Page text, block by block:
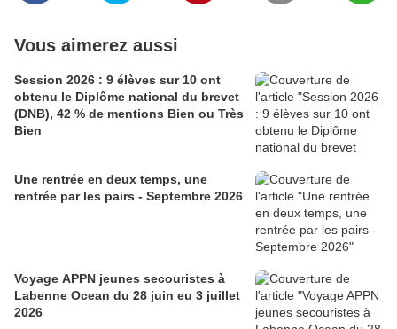
Vous aimerez aussi
Session 2026 : 9 élèves sur 10 ont
obtenu le Diplôme national du brevet
(DNB), 42 % de mentions Bien ou Très
Bien
Une rentrée en deux temps, une
rentrée par les pairs - Septembre 2026
Voyage APPN jeunes secouristes à
Labenne Ocean du 28 juin eu 3 juillet
2026